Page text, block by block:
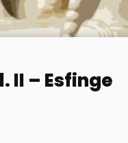
II – Esfinge